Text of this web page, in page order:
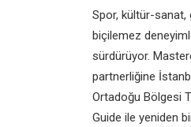
Spor, kültür-sanat,
biçilemez
sürdürüyor.
partnerliğine
Ortadoğu Bölgesi
Guide ile yeniden